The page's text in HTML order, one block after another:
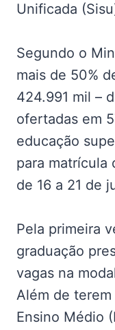
Unificada
Segundo o
mais de 50%
424.991 mil –
ofertadas em
educação
para matrícula
de 16 a 21 de
Pela primeira
graduação
vagas na
Além de
Ensino Médio